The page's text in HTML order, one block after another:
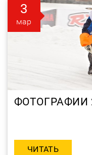
3
мар
ЧИТАТЬ